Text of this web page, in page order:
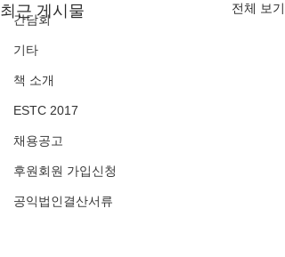
간담회
기타
책 소개
ESTC 2017
채용공고
후원회원 가입신청
공익법인결산서류
최근 게시물 전체 보기